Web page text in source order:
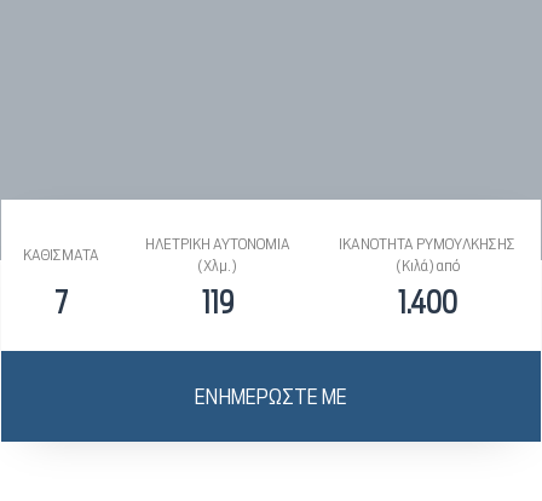
ΚΑΘΙΣΜΑΤΑ
ΗΛΕΤΡΙΚΗ ΑΥΤΟΝΟΜΙΑ
(Χλμ.)
ΙΚΑΝΟΤΗΤΑ ΡΥΜΟΥΛΚΗΣΗΣ
(Κιλά) από
7 119 1.400
ΕΝΗΜΕΡΩΣΤΕ ΜΕ